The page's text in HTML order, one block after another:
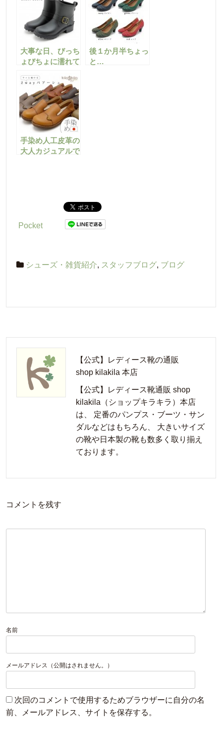
大事な日、びっち
ょびちょに濡れて
後１か月半ちょっ
と…
手染め人工皮革の
大人カジュアルで
Pocket
シューズ・雑貨紹介, スタッフブログ, ブログ
【公式】レディース靴の通販
shop kilakila 本店
【公式】レディース靴通販 shop
kilakila（ショップキラキラ）本店
は、 定番のパンプス・ブーツ・サン
ダルなどはもちろん、 大きいサイズ
の靴や日本製の靴も数多く取り揃え
ております。
コメントを残す
名前
メールアドレス（公開はされません。）
次回のコメントで使用するためブラウザーに自分の名
前、メールアドレス、サイトを保存する。